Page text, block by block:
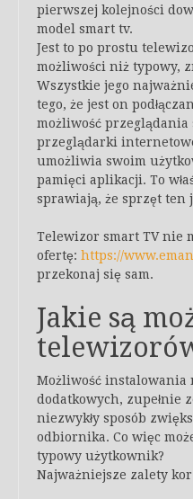
pierwszej kolejności
model smart tv.
Jest to po prostu
możliwości niż typowy,
Wszystkie jego
tego, że jest on
możliwość
przeglądarki
umożliwia swoim
pamięci aplikacji. To
sprawiają, że sprzęt ten
Telewizor smart TV nie
ofertę: https://
przekonaj się sam.
Jakie są
Możliwość instalowania
dodatkowych, zupełnie
niezwykły sposób
odbiornika. Co więc
typowy użytkownik?
Najważniejsze zalety